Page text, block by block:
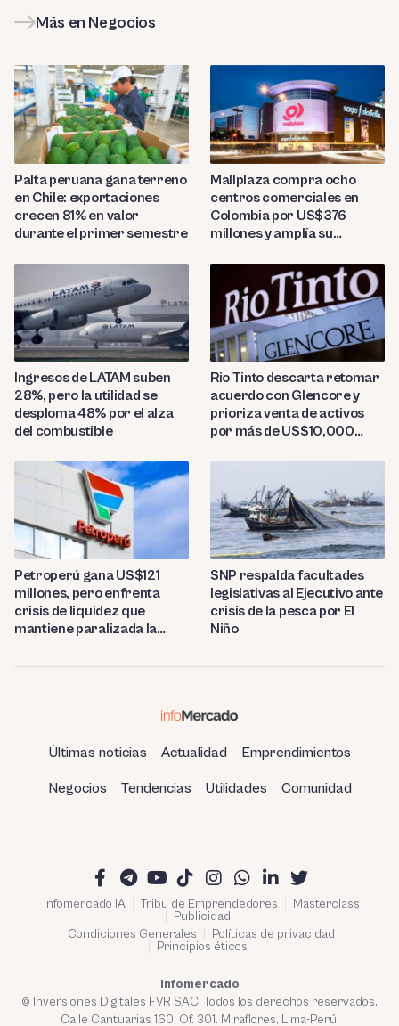
Más en Negocios
Palta peruana gana terreno
en Chile: exportaciones
crecen 81% en valor
durante el primer semestre
Mallplaza compra ocho
centros comerciales en
Colombia por US$376
millones y amplía su
Ingresos de LATAM suben
28%, pero la utilidad se
desploma 48% por el alza
del combustible
Rio Tinto descarta retomar
acuerdo con Glencore y
prioriza venta de activos
por más de US$10,000
Petroperú gana US$121
millones, pero enfrenta
crisis de liquidez que
mantiene paralizada la
SNP respalda facultades
legislativas al Ejecutivo ante
crisis de la pesca por El
Niño
Últimas noticias Actualidad Emprendimientos
Negocios Tendencias Utilidades Comunidad
Infomercado IA Tribu de Emprendedores
Masterclass
Publicidad
Condiciones Generales
Políticas de privacidad
Principios éticos
Infomercado
© Inversiones Digitales FVR SAC. Todos los derechos reservados.
Calle Cantuarias 160. Of. 301. Miraflores, Lima-Perú.